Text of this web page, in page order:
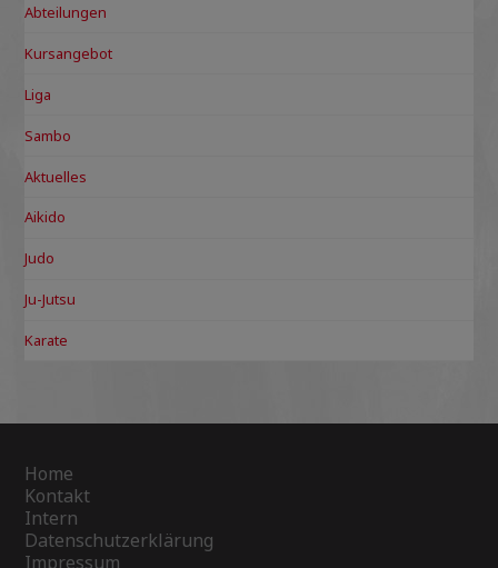
Abteilungen
Kursangebot
Liga
Sambo
Aktuelles
Aikido
Judo
Ju-Jutsu
Karate
Home
Kontakt
Intern
Datenschutzerklärung
Impressum